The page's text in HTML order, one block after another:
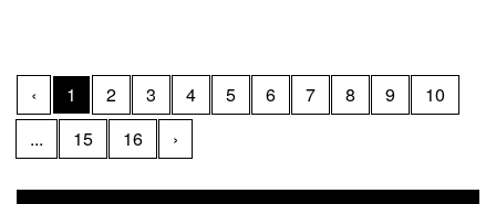
‹ 1 2 3 4 5 6 7 8 9
10
...
15 16 ›